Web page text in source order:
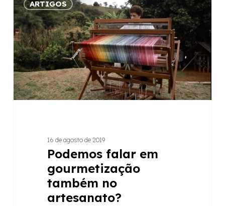
falar
em
gourmetização
também
no
artesanato?
ARTIGOS
16 de agosto de 2019
Podemos falar em
gourmetização
também no
artesanato?